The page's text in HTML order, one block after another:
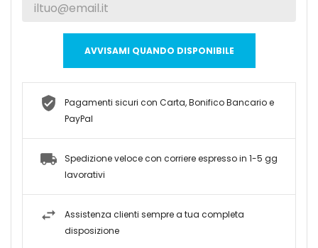
AVVISAMI QUANDO DISPONIBILE
Pagamenti sicuri con Carta, Bonifico Bancario e
PayPal
Spedizione veloce con corriere espresso in 1-5 gg
lavorativi
Assistenza clienti sempre a tua completa
disposizione